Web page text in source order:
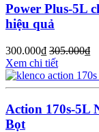
Power Plus-5L
hiệu quả
300.000₫ 305.000₫
Xem chi tiết
Action 170s-5L
Bọt